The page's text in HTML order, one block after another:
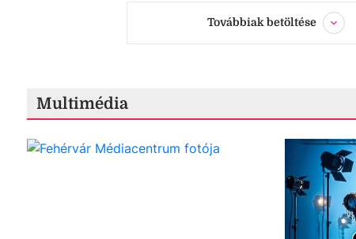
Továbbiak betöltése
Multimédia